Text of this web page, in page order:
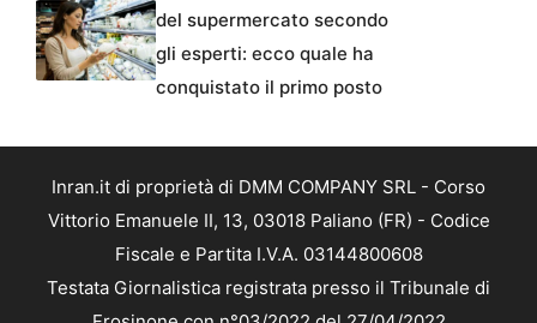
del supermercato secondo
gli esperti: ecco quale ha
conquistato il primo posto
Inran.it di proprietà di DMM COMPANY SRL - Corso
Vittorio Emanuele II, 13, 03018 Paliano (FR) - Codice
Fiscale e Partita I.V.A. 03144800608
Testata Giornalistica registrata presso il Tribunale di